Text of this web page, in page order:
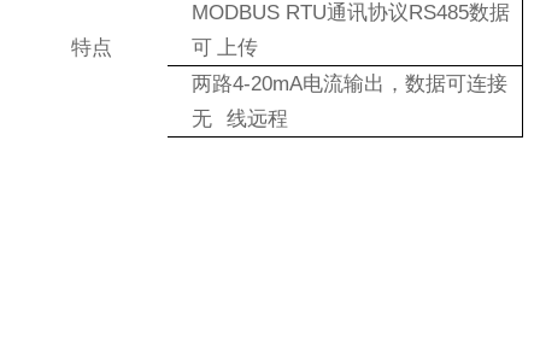
特点
MODBUS RTU通讯协议RS485数据
可 上传
两路4-20mA电流输出，数据可连接
无 线远程